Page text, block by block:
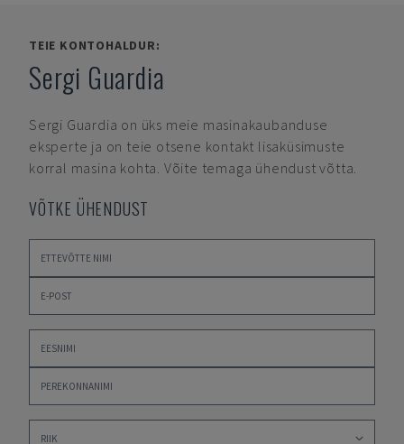
TEIE KONTOHALDUR:
Sergi Guardia
Sergi Guardia on üks meie masinakaubanduse
eksperte ja on teie otsene kontakt lisaküsimuste
korral masina kohta. Võite temaga ühendust võtta.
VÕTKE ÜHENDUST